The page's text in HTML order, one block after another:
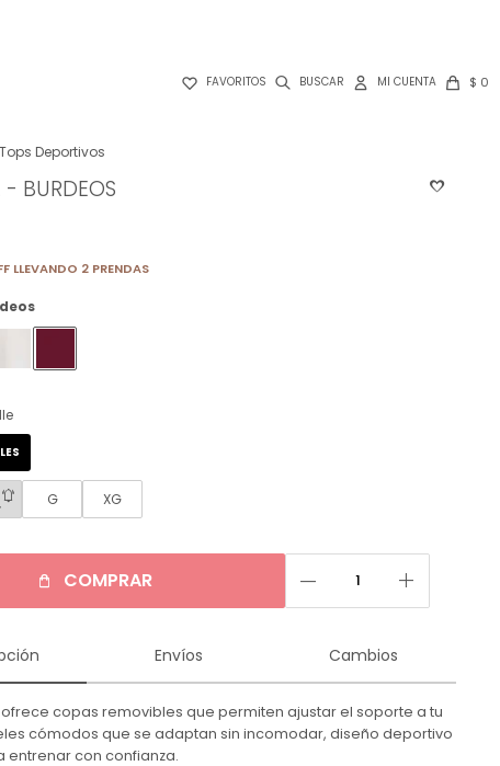
 FAVORITOS $ 0
Tops Deportivos
- BURDEOS
LLEVANDO 2 PRENDAS
G XG
COMPRAR remove add
Envíos Cambios
ofrece copas removibles que permiten ajustar el soporte a tu
cómodos que se adaptan sin incomodar, diseño deportivo
entrenar con confianza.